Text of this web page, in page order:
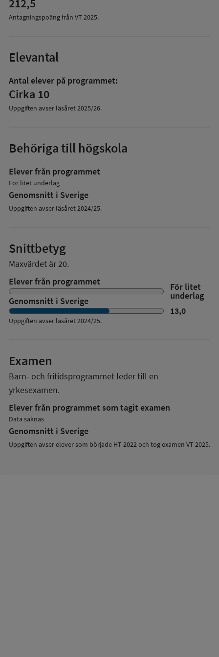
212,5
Antagningspoäng från VT 2025.
Elevantal
Antal elever på programmet:
Cirka 10
Uppgiften avser läsåret2025/26.
Behöriga till högskola
Elever från programmet
För litet underlag
Genomsnitt i Sverige
Uppgiften avser läsåret 2024/25.
Snittbetyg
Maxvärdet är 20.
Elever från programmet
För litet
underlag
Genomsnitt i Sverige
13,0
Uppgiften avser läsåret2024/25.
Examen
Barn- och fritidsprogrammet leder till en
yrkesexamen.
Elever från programmet som tagit examen
Data saknas
Genomsnitt i Sverige
Uppgiften avser elever som började HT 2022 och tog examen VT 2025.